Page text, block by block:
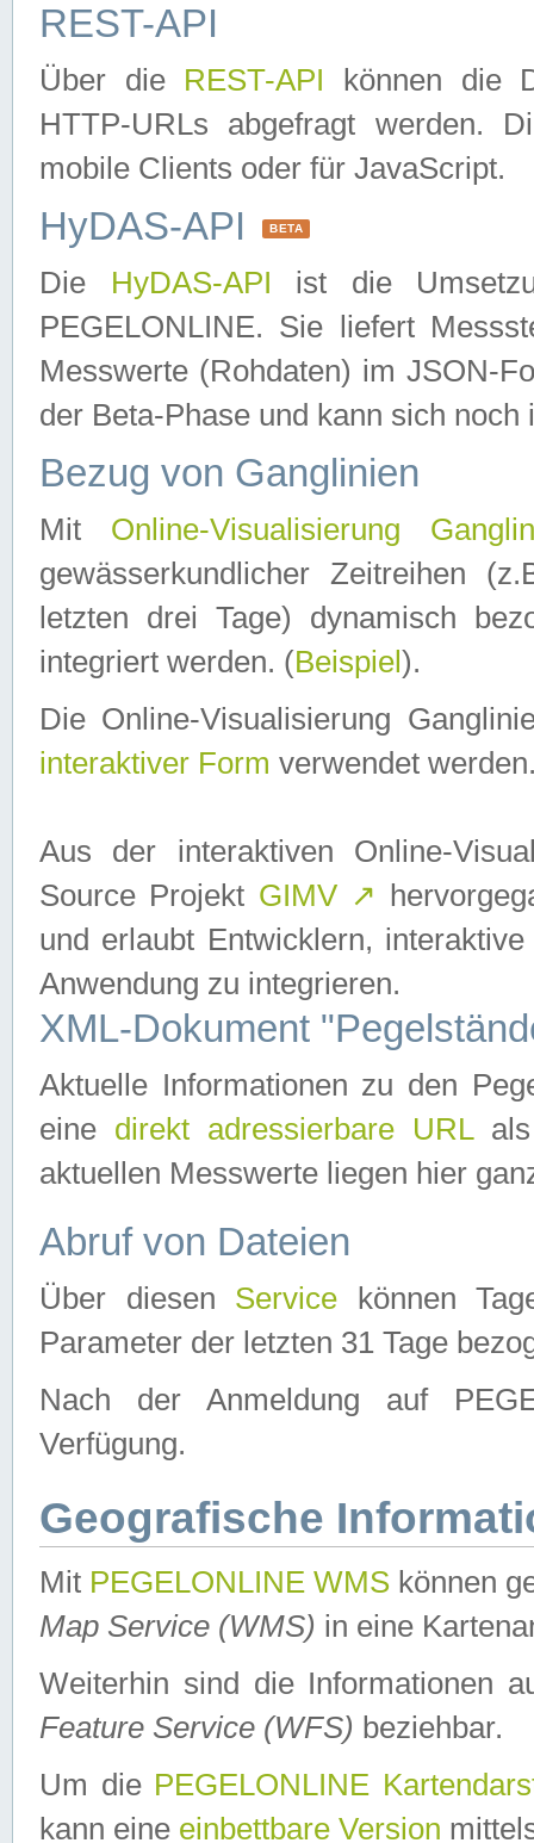
REST-API
Über die REST-API können die
HTTP-URLs abgefragt werden.
mobile Clients oder für JavaScript.
HyDAS-API BETA
Die HyDAS-API ist die
PEGELONLINE. Sie liefert
Messwerte (Rohdaten) im JSON-
der Beta-Phase und kann sich noch
Bezug von Ganglinien
Mit Online-Visualisierung
gewässerkundlicher Zeitreihen
letzten drei Tage) dynamisch
integriert werden. (Beispiel ).
Die Online-Visualisierung
interaktiver Form verwendet
Aus der interaktiven Online-
Source Projekt GIMV ↗
und erlaubt Entwicklern,
Anwendung zu integrieren.
XML-Dokument
Aktuelle Informationen zu den
eine direkt adressierbare URLals
aktuellen Messwerte liegen hier
Abruf von Dateien
Über diesen Service können
Parameter der letzten 31 Tage
Nach der Anmeldung auf
Verfügung.
Geografische
Mit PEGELONLINE WMS können
Map Service (WMS) in eine
Weiterhin sind die Informationen
Feature Service (WFS) beziehbar.
Um die PEGELONLINE
kann eine einbettbare Version